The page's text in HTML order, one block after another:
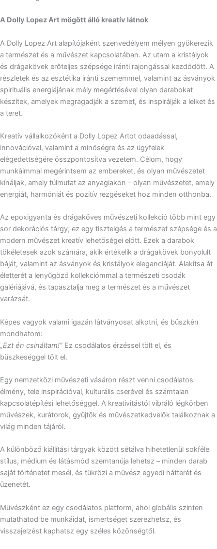
A Dolly Lopez Art mögött álló kreatív látnok
A Dolly Lopez Art alapítójaként szenvedélyem mélyen gyökerezik
a természet és a művészet kapcsolatában. Az utam a kristályok
és drágakövek erőteljes szépsége iránti rajongással kezdődött. A
részletek és az esztétika iránti szememmel, valamint az ásványok
spirituális energiájának mély megértésével olyan darabokat
készítek, amelyek megragadják a szemet, és inspirálják a lelket és
a teret.
Kreatív vállalkozóként a Dolly Lopez Artot odaadással,
innovációval, valamint a minőségre és az ügyfelek
elégedettségére összpontosítva vezetem. Célom, hogy
munkáimmal megérintsem az embereket, és olyan művészetet
kínáljak, amely túlmutat az anyagiakon – olyan művészetet, amely
energiát, harmóniát és pozitív rezgéseket hoz minden otthonba.
Az epoxigyanta és drágaköves művészeti kollekció több mint egy
sor dekorációs tárgy; ez egy tisztelgés a természet szépsége és a
modern művészet kreatív lehetőségei előtt. Ezek a darabok
tökéletesek azok számára, akik értékelik a drágakövek bonyolult
báját, valamint az ásványok és kristályok eleganciáját. Alakítsa át
életterét a lenyűgöző kollekciómmal a természeti csodák
galériájává, és tapasztalja meg a természet és a művészet
varázsát.
Képes vagyok valami igazán látványosat alkotni, és büszkén
mondhatom:
„Ezt én csináltam!“ Ez csodálatos érzéssel tölt el, és
büszkeséggel tölt el.
Egy nemzetközi művészeti vásáron részt venni csodálatos
élmény, tele inspirációval, kulturális cserével és számtalan
kapcsolatépítési lehetőséggel. A kreativitástól vibráló légkörben
művészek, kurátorok, gyűjtők és művészetkedvelők találkoznak a
világ minden tájáról.
A különböző kiállítási tárgyak között sétálva hihetetlenül sokféle
stílus, médium és látásmód szemtanúja lehetsz – minden darab
saját történetet mesél, és tükrözi a művész egyedi hátterét és
üzenetét.
Művészként ez egy csodálatos platform, ahol globális szinten
mutathatod be munkáidat, ismertséget szerezhetsz, és
visszajelzést kaphatsz egy széles közönségtől.